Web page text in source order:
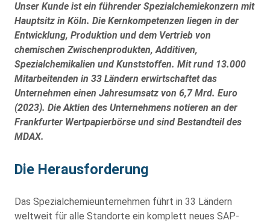
Unser Kunde ist ein führender Spezialchemiekonzern mit
Hauptsitz in Köln. Die Kernkompetenzen liegen in der
Entwicklung, Produktion und dem Vertrieb von
chemischen Zwischenprodukten, Additiven,
Spezialchemikalien und Kunststoffen. Mit rund 13.000
Mitarbeitenden in 33 Ländern erwirtschaftet das
Unternehmen einen Jahresumsatz von 6,7 Mrd. Euro
(2023). Die Aktien des Unternehmens notieren an der
Frankfurter Wertpapierbörse und sind Bestandteil des
MDAX.
Die Herausforderung
Das Spezialchemieunternehmen führt in 33 Ländern
weltweit für alle Standorte ein komplett neues SAP-